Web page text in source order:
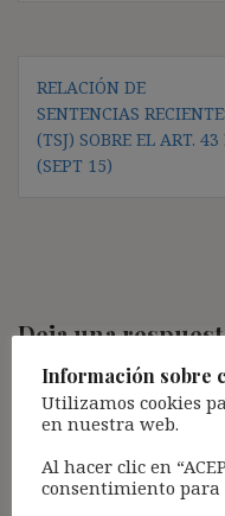
Navegación
de
entradas
RELACIÓN DE
SENTENCIAS
(TSJ) SOBRE EL ART. 43
(SEPT 15)
Deja una
Tu dirección de correo
campos obligatorios
Comentario*
Información sobre
Utilizamos cookies
en nuestra web.
Al hacer clic en
consentimiento para